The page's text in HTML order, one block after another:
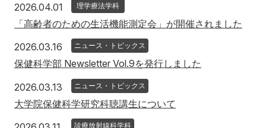
2026.04.01 2026年4月1日
理学療法学科
「高齢者のための生活機能測定会」が開催されました
2026.03.16 2026年3月16日
ニュース・トピックス
保健科学部 Newsletter Vol.9を発行しました
2026.03.13 2026年3月13日
ニュース・トピックス
大学院保健科学研究科聴講生について
診療放射線科学科